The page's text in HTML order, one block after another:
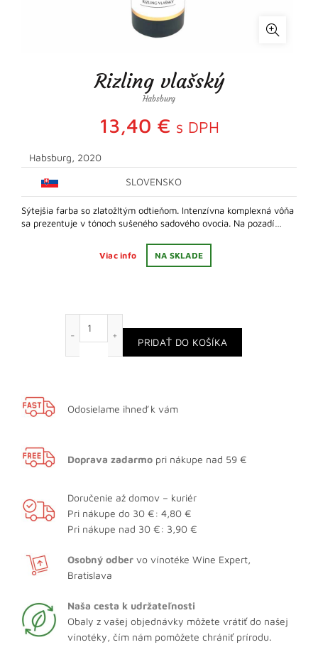
Rizling vlašský
Habsburg
13,40 € s DPH
Habsburg, 2020
SLOVENSKO
Sýtejšia farba so zlatožltým odtieňom. Intenzívna komplexná vôňa
sa prezentuje v tónoch sušeného sadového ovocia. Na pozadí…
Viac info NA SKLADE
PRIDAŤ DO KOŠÍKA
Odosielame ihneď k vám
Doprava zadarmo pri nákupe nad 59 €
Doručenie až domov – kuriér
Pri nákupe do 30 €: 4,80 €
Pri nákupe nad 30 €: 3,90 €
Osobný odber vo vínotéke Wine Expert,
Bratislava
Naša cesta k udržateľnosti
Obaly z vašej objednávky môžete vrátiť do našej
vínotéky, čím nám pomôžete chrániť prírodu.